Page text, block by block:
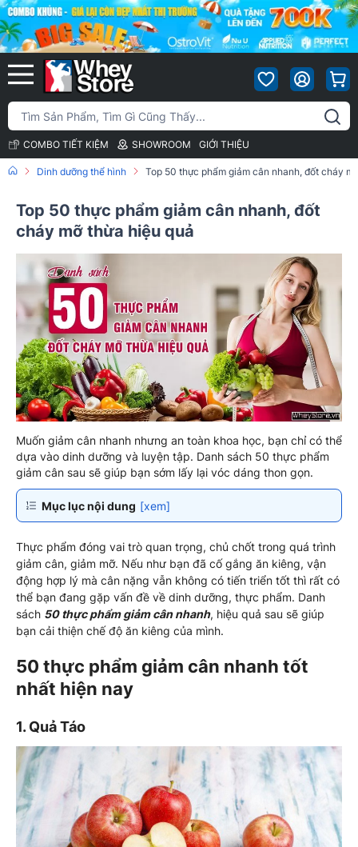
COMBO TIẾT KIỆM SHOWROOM GIỚI THIỆU
Dinh dưỡng thể hình Top 50 thực phẩm giảm cân nhanh, đốt cháy
Top 50 thực phẩm giảm cân nhanh, đốt
cháy mỡ thừa hiệu quả
Muốn giảm cân nhanh nhưng an toàn khoa học, bạn chỉ có thể
dựa vào dinh dưỡng và luyện tập. Danh sách 50 thực phẩm
giảm cân sau sẽ giúp bạn sớm lấy lại vóc dáng thon gọn.
Mục lục nội dung [xem]
Thực phẩm đóng vai trò quan trọng, chủ chốt trong quá trình
giảm cân, giảm mỡ. Nếu như bạn đã cố gắng ăn kiêng, vận
động hợp lý mà cân nặng vẫn không có tiến triển tốt thì rất có
thể bạn đang gặp vấn đề về dinh dưỡng, thực phẩm. Danh
sách 50 thực phẩm giảm cân nhanh, hiệu quả sau sẽ giúp
bạn cải thiện chế độ ăn kiêng của mình.
50 thực phẩm giảm cân nhanh tốt
nhất hiện nay
1. Quả Táo